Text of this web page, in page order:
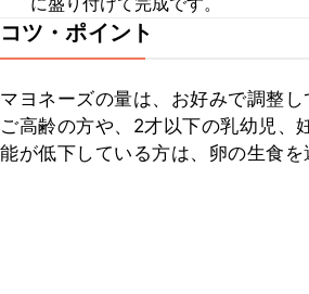
コツ・ポイント
マヨネーズの量は、お好みで調整し
ご高齢の方や、2才以下の乳幼児、
能が低下している方は、卵の生食を